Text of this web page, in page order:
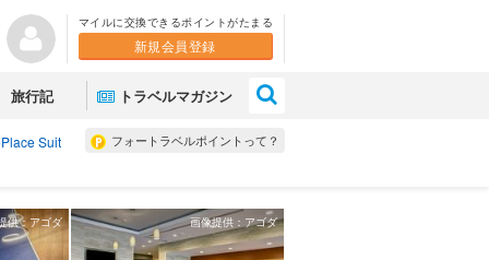
マイルに交換できるポイントがたまる
新規会員登録
旅行記 トラベルマガジン
フォートラベルポイントって？
Suit
供：アゴダ 画像提供：アゴダ